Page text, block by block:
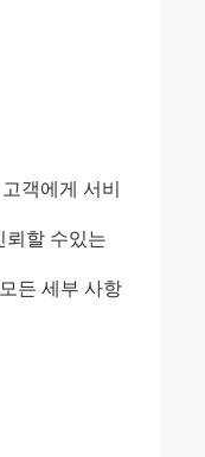
객에게 서비
뢰할 수있는
든 세부 사항